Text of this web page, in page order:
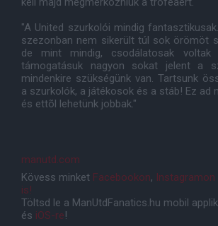
"A United szurkolói mindig
szezonban nem sikerült túl sok örömöt
de mint mindig, csodálatosak
támogatásuk nagyon sokat jelent a
mindenkire szükségünk van. Tartsunk
a szurkolók, a játékosok és a stáb! Ez ad
és ettõl lehetünk jobbak."
manutd.com
Kövess minket Facebookon, Instagramon
is!
Töltsd le a ManUtdFanatics.hu mobil
és iOS-re!